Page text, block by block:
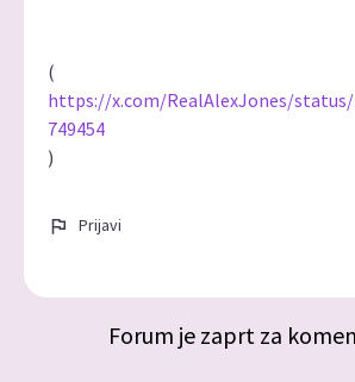
(
https://x.com/RealAlexJones/status/
749454
)
Prijavi
Forum je zaprt za